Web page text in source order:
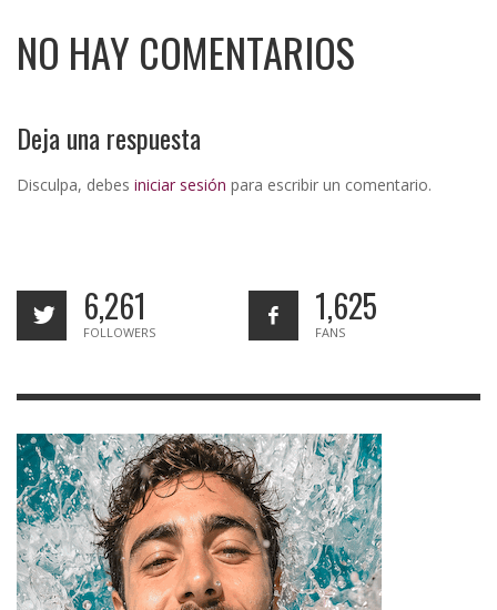
NO HAY COMENTARIOS
Deja una respuesta
Disculpa, debes iniciar sesión para escribir un comentario.
6,261
FOLLOWERS
1,625
FANS